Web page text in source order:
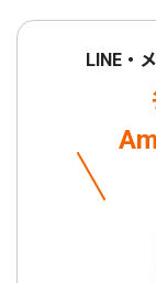
LINE・